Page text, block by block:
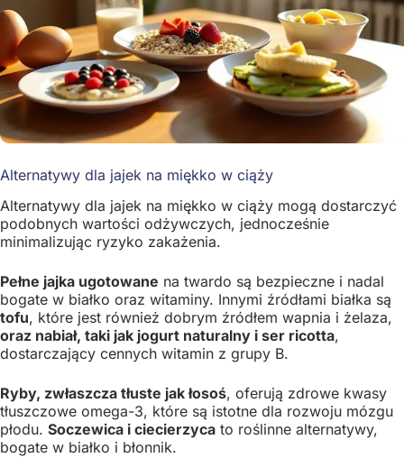
Alternatywy dla jajek na miękko w ciąży
Alternatywy dla jajek na miękko w ciąży mogą dostarczyć
podobnych wartości odżywczych, jednocześnie
minimalizując ryzyko zakażenia.
Pełne jajka ugotowane na twardo są bezpieczne i nadal
bogate w białko oraz witaminy. Innymi źródłami białka są
tofu, które jest również dobrym źródłem wapnia i żelaza,
oraz nabiał, taki jak jogurt naturalny i ser ricotta,
dostarczający cennych witamin z grupy B.
Ryby, zwłaszcza tłuste jak łosoś, oferują zdrowe kwasy
tłuszczowe omega-3, które są istotne dla rozwoju mózgu
płodu. Soczewica i ciecierzyca to roślinne alternatywy,
bogate w białko i błonnik.